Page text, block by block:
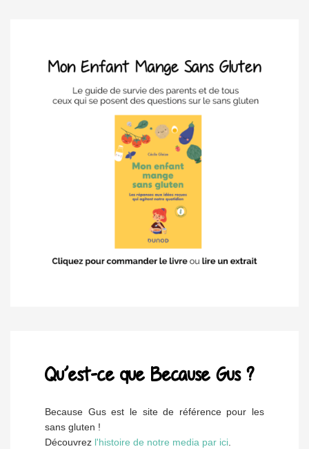
Qu’est-ce que Because Gus ?
Because Gus est le site de référence pour les
sans gluten !
Découvrez l'histoire de notre media par ici.